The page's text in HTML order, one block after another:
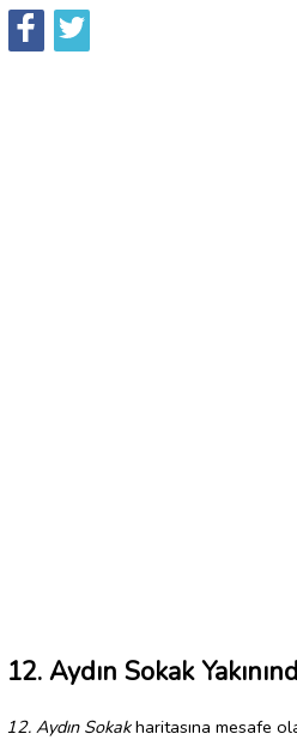
12. Aydın Sokak
12. Aydın Sokakharitasına mesafe